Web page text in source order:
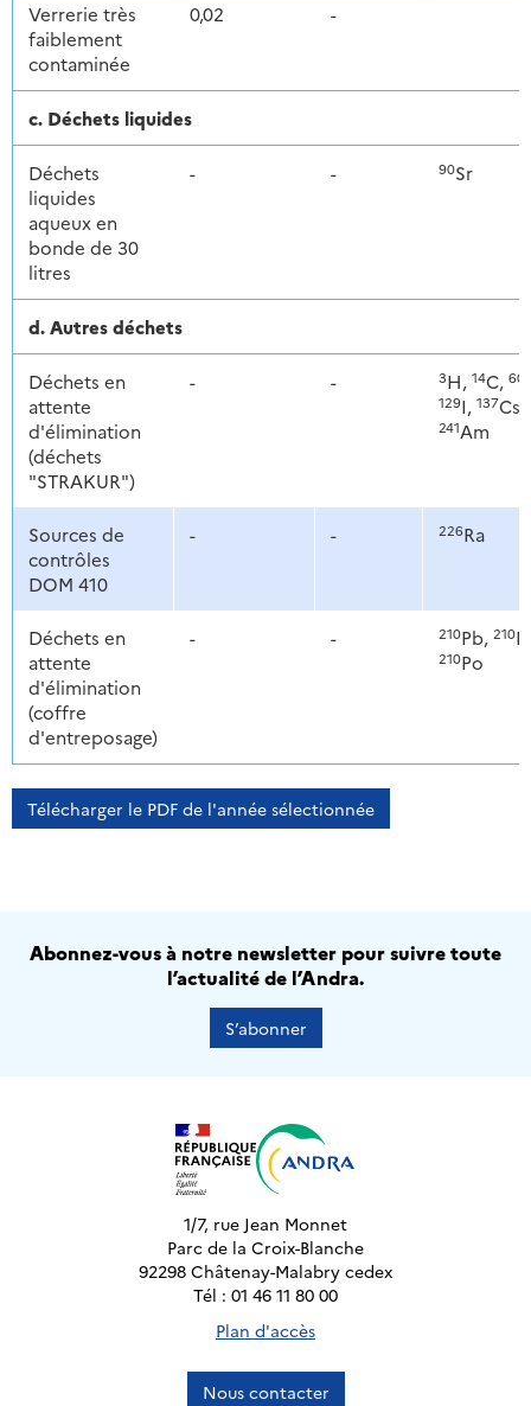
Verrerie très
faiblement
contaminée
0,02 -
c. Déchets liquides
Déchets
liquides
aqueux en
bonde de 30
litres
- - 90Sr
d. Autres déchets
Déchets en
attente
d'élimination
(déchets
"STRAKUR")
- - 3H, 14C, 60
129I, 137Cs,
241Am
Sources de
contrôles
DOM 410
- - 226Ra
Déchets en
attente
d'élimination
(coffre
d'entreposage)
- - 210Pb, 210
210Po
Télécharger le PDF de l'année sélectionnée
Abonnez-vous à notre newsletter pour suivre toute
l’actualité de l’Andra.
S’abonner
1/7, rue Jean Monnet
Parc de la Croix-Blanche
92298 Châtenay-Malabry cedex
Tél : 01 46 11 80 00
Plan d'accès
Nous contacter